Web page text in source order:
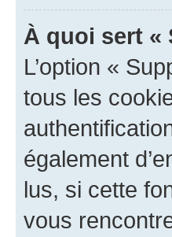
À quoi sert «
L’option «
tous les
également
lus, si cette
vous